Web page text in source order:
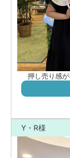
押し売り感
Y・R様